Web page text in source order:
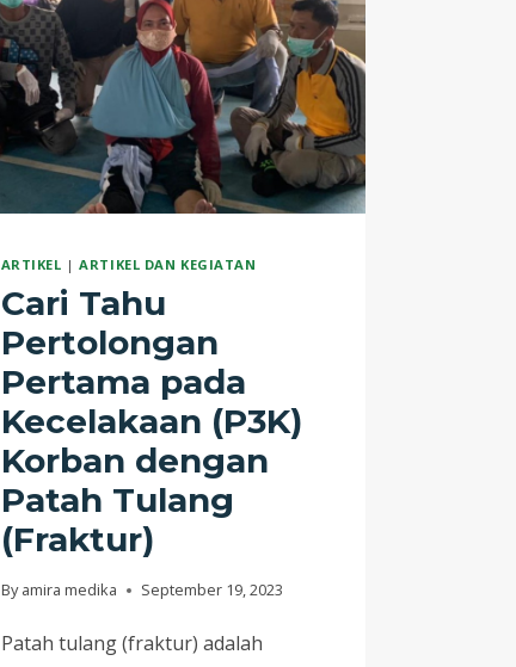
ARTIKEL |ARTIKEL DAN KEGIATAN
Cari Tahu
Pertolongan
Pertama pada
Kecelakaan (P3K)
Korban dengan
Patah Tulang
(Fraktur)
By amira medika September 19, 2023
Patah tulang (fraktur) adalah